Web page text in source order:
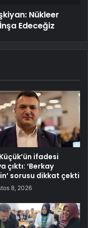
Nükleer
Edeceğiz
ifadesi
çıktı: ‘Berkay
sorusu dikkat çekti
8, 2026